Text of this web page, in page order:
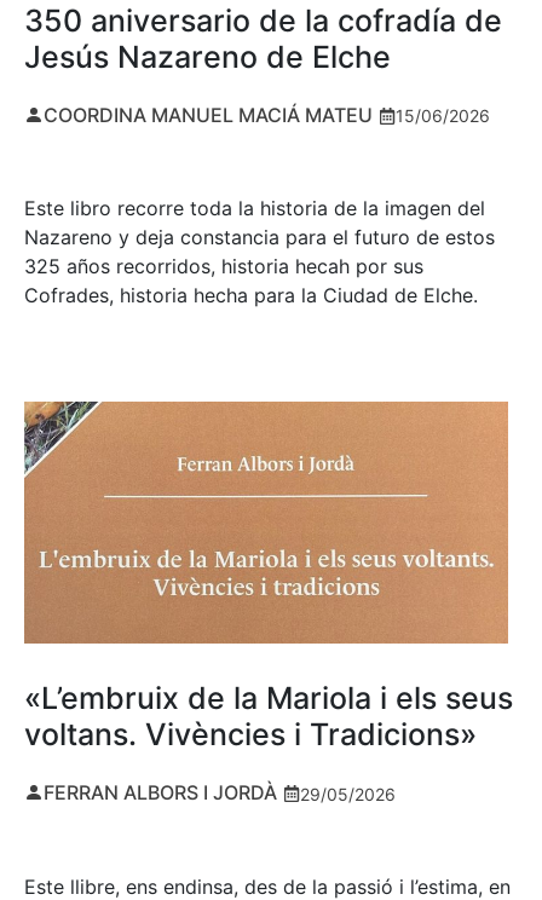
350 aniversario de la cofradía de
Jesús Nazareno de Elche
COORDINA MANUEL MACIÁ MATEU 15/06/2026
Este libro recorre toda la historia de la imagen del
Nazareno y deja constancia para el futuro de estos
325 años recorridos, historia hecah por sus
Cofrades, historia hecha para la Ciudad de Elche.
«L’embruix de la Mariola i els seus
voltans. Vivències i Tradicions»
FERRAN ALBORS I JORDÀ 29/05/2026
Este llibre, ens endinsa, des de la passió i l’estima, en